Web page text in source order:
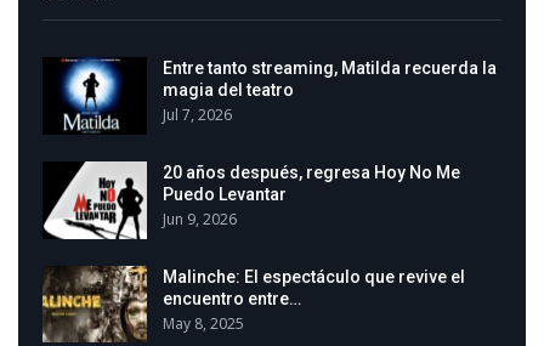
Entre tanto streaming, Matilda recuerda la
magia del teatro
Jul 7, 2026
20 años después, regresa Hoy No Me
Puedo Levantar
Jun 9, 2026
Malinche: El espectáculo que revive el
encuentro entre…
May 8, 2025